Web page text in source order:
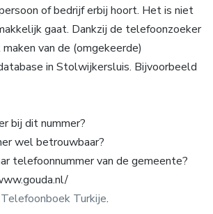
of bedrijf erbij hoort. Het is niet
gaat. Dankzij de telefoonzoeker
van de (omgekeerde)
in Stolwijkersluis. Bijvoorbeeld
bij dit nummer?
wel betrouwbaar?
telefoonnummer van de gemeente?
Telefoonboek Turkije.